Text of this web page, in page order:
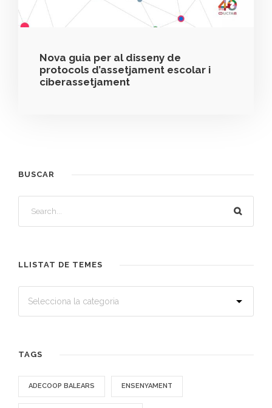
Nova guia per al disseny de
protocols d’assetjament escolar i
ciberassetjament
BUSCAR
LLISTAT DE TEMES
TAGS
ADECOOP BALEARS ENSENYAMENT